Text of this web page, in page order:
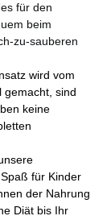
für den
beim
zu-sauberen
wird vom
gemacht, sind
keine
für Kinder
der Nahrung
Diät bis Ihr